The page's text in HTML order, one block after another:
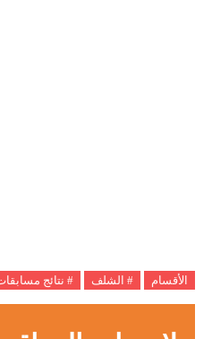
الأقسام # الشلف # نتائج